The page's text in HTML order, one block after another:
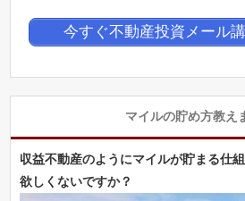
今すぐ不動産投資メール
マイルの貯め方教え
収益不動産のようにマイルが貯まる仕
欲しくないですか？